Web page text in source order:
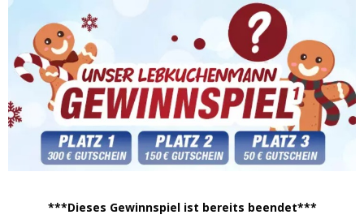
***Dieses Gewinnspiel ist bereits beendet***